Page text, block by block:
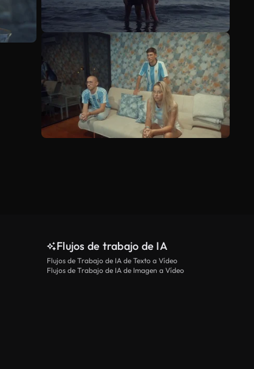
Flujos de trabajo de IA
Flujos de Trabajo de IA de Texto a Vídeo
Flujos de Trabajo de IA de Imagen a Vídeo